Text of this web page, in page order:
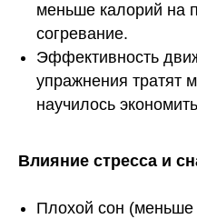
меньше калорий на
согревание.
Эффективность
упражнения тратят
научилось
Влияние стресса и
Плохой сон